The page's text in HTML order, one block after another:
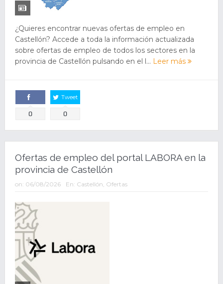
¿Quieres encontrar nuevas ofertas de empleo en
Castellón? Accede a toda la información actualizada
sobre ofertas de empleo de todos los sectores en la
provincia de Castellón pulsando en el l... Leer más
Comparte
0
Tweet
0
Ofertas de empleo del portal LABORA en la
provincia de Castellón
on: 06/08/2026 En: Castellón, Ofertas